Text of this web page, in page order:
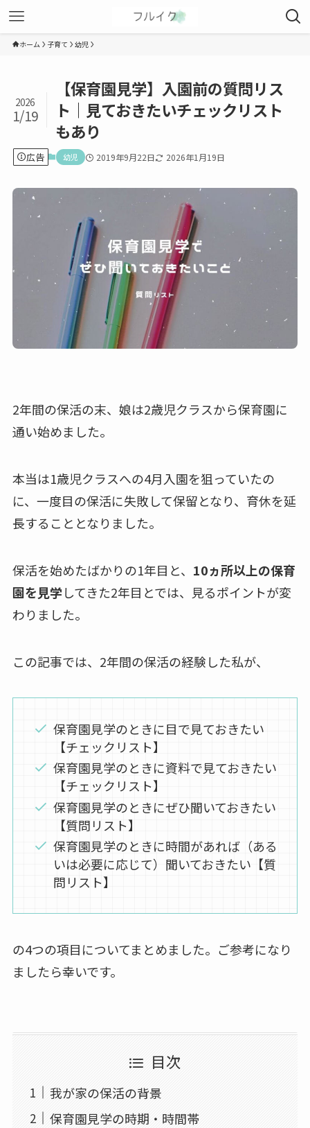
ホーム 子育て 幼児
【保育園見学】入園前の質問リス
ト｜見ておきたいチェックリスト
もあり
2026
1/19
広告 幼児 2019年9月22日 2026年1月19日
2年間の保活の末、娘は2歳児クラスから保育園に
通い始めました。
本当は1歳児クラスへの4月入園を狙っていたの
に、一度目の保活に失敗して保留となり、育休を延
長することとなりました。
保活を始めたばかりの1年目と、 10ヵ所以上の保育
園を見学してきた2年目とでは、見るポイントが変
わりました。
この記事では、2年間の保活の経験した私が、
保育園見学のときに目で見ておきたい
【チェックリスト】
保育園見学のときに資料で見ておきたい
【チェックリスト】
保育園見学のときにぜひ聞いておきたい
【質問リスト】
保育園見学のときに時間があれば（ある
いは必要に応じて）聞いておきたい【質
問リスト】
の4つの項目についてまとめました。ご参考になり
ましたら幸いです。
目次
我が家の保活の背景
保育園見学の時期・時間帯